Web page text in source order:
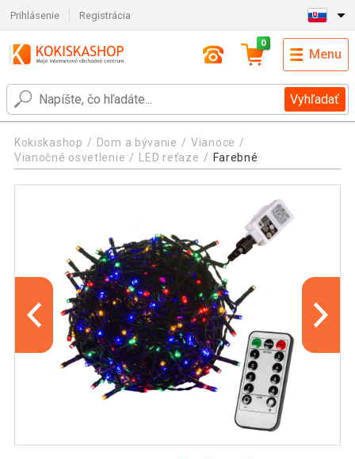
Prihlásenie Registrácia
Vyhľadať
0
Menu
Kokiskashop Dom a bývanie
Vianoce
Vianočné osvetlenie
LED reťaze Farebné